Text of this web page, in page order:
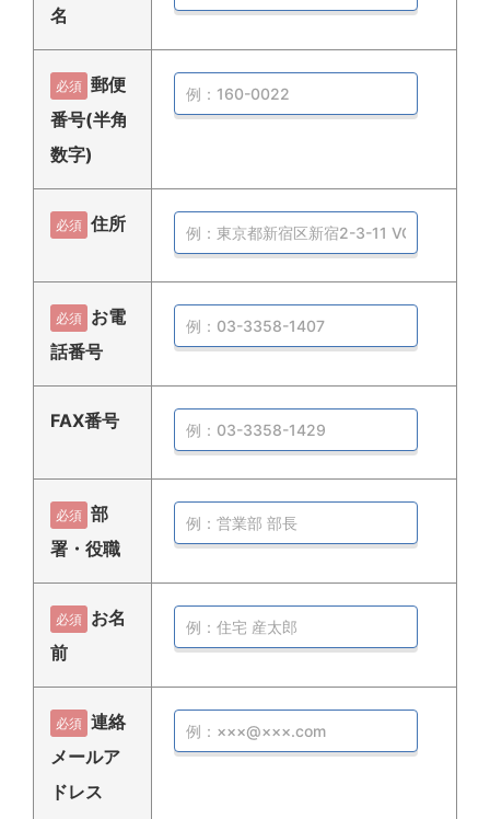
名
必須 郵便
番号(半角
数字)
必須 住所
必須 お電
話番号
FAX番号
必須 部
署・役職
必須 お名
前
必須 連絡
メールア
ドレス